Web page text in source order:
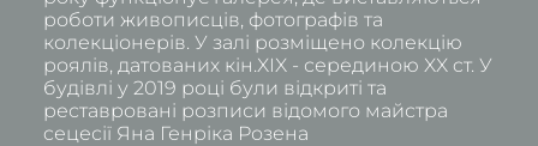
роботи живописців, фотографів та
колекціонерів. У залі розміщено колекцію
роялів, датованих кін.XIX - серединою XX cт. У
будівлі у 2019 році були відкриті та
реставровані розписи відомого майстра
cецесії Яна Генріка Розена